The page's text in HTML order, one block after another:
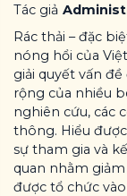
Tác giả
Rác thải – đặc
nóng hổi của
giải quyết vấn
rộng của nhiều
nghiên cứu, các
thông. Hiểu
sự tham gia và
quan nhằm
được tổ chức